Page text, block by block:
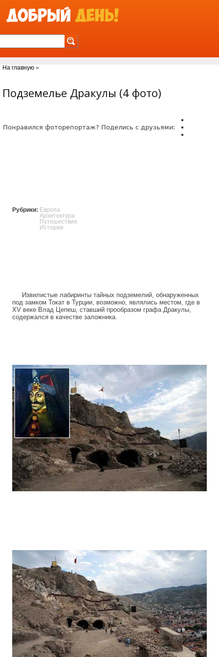
На главную »
Подземелье Дракулы (4 фото)
Понравился фоторепортаж? Поделись с друзьями:
Рубрики: Европа
Архитектура
Путешествия
История
Извилистые лабиринты тайных подземелий, обнаруженных
под замком Токат в Турции, возможно, являлись местом, где в
XV веке Влад Цепеш, ставший прообразом графа Дракулы,
содержался в качестве заложника.